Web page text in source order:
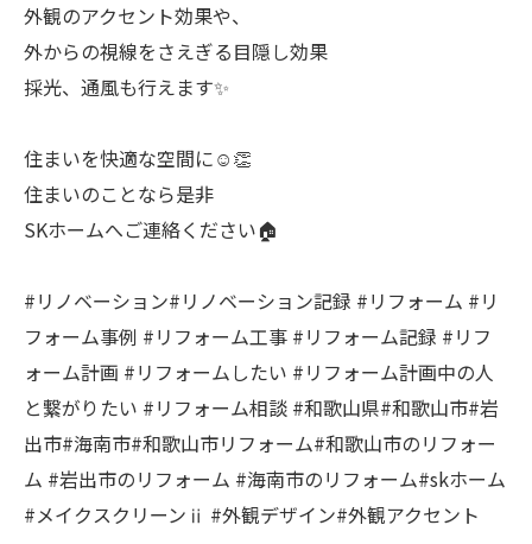
外観のアクセント効果や、
外からの視線をさえぎる目隠し効果
採光、通風も行えます✨
住まいを快適な空間に☺️👏
住まいのことなら是非
SKホームへご連絡ください🏠
#リノベーション#リノベーション記録 #リフォーム #リ
フォーム事例 #リフォーム工事 #リフォーム記録 #リフ
ォーム計画 #リフォームしたい #リフォーム計画中の人
と繋がりたい #リフォーム相談 #和歌山県#和歌山市#岩
出市#海南市#和歌山市リフォーム#和歌山市のリフォー
ム #岩出市のリフォーム #海南市のリフォーム#skホーム
#メイクスクリーンⅱ #外観デザイン#外観アクセント